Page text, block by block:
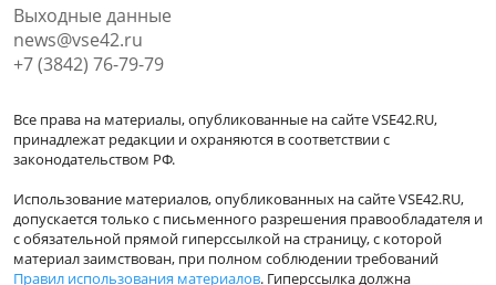
Выходные данные
news@vse42.ru
+7 (3842) 76-79-79
Все права на материалы, опубликованные на сайте VSE42.RU,
принадлежат редакции и охраняются в соответствии с
законодательством РФ.
Использование материалов, опубликованных на сайте VSE42.RU,
допускается только с письменного разрешения правообладателя и
с обязательной прямой гиперссылкой на страницу, с которой
материал заимствован, при полном соблюдении требований
Правил использования материалов. Гиперссылка должна